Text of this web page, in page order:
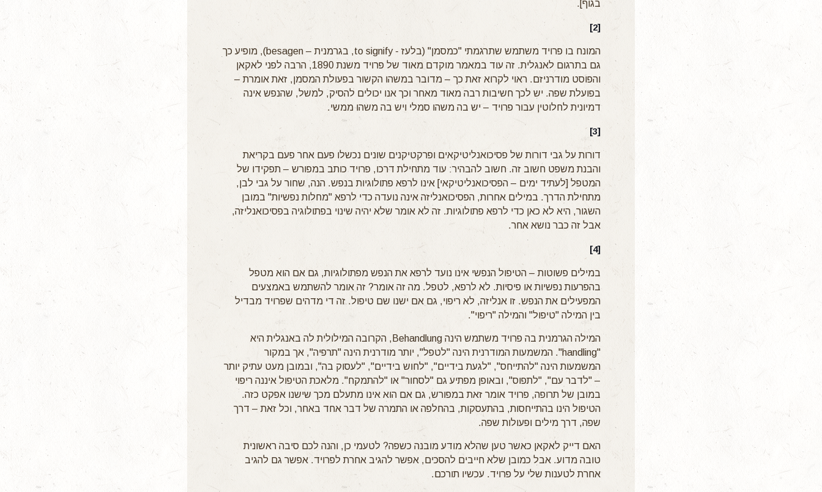
בגוף].
[2]
המונח בו פרויד משתמש שתרגמתי "כמסמן" (בלעז - to signify, בגרמנית – besagen), מופיע כך
גם בתרגום לאנגלית. זה עוד במאמר מוקדם מאוד של פרויד משנת 1890, הרבה לפני לאקאן
והפוסט מודרניזם. ראוי לקרוא זאת כך – מדובר במשהו הקשור בפעולת המסמן, זאת אומרת –
בפועלת שפה. יש לכך חשיבות רבה מאוד מאחר וכך אנו יכולים להסיק, למשל, שהנפש אינה
דמיונית לחלוטין עבור פרויד – יש בה משהו סמלי ויש בה משהו ממשי.
[3]
דורות על גבי דורות של פסיכואנליטיקאים ופרקטיקנים שונים נכשלו פעם אחר פעם בקריאת
והבנת משפט חשוב זה. חשוב להבהיר: עוד מתחילת דרכו, פרויד כותב במפורש – תפקידו של
המטפל [לעתיד ימים – הפסיכואנליטיקאי] אינו לרפא פתולוגיות בנפש. הנה, שחור על גבי לבן,
מתחילת הדרך. במילים אחרות, הפסיכואנליזה אינה נועדה כדי לרפא "מחלות נפשיות" במובן
השגור, היא לא כאן כדי לרפא פתולוגיות. זה לא אומר שלא יהיה שינוי בפתולוגיה בפסיכואנליזה,
אבל זה כבר נושא אחר.
[4]
במילים פשוטות – הטיפול הנפשי אינו נועד לרפא את הנפש מפתולוגיות, גם אם הוא מטפל
בהפרעות נפשיות או פיסיות. לא לרפא, לטפל. מה זה אומר? זה אומר להשתמש באמצעים
המפעילים את הנפש. זו אנליזה, לא ריפוי, גם אם ישנו שם טיפול. זה די מדהים שפרויד מבדיל
בין המילה "טיפול" והמילה "ריפוי".
המילה הגרמנית בה פרויד משתמש הינה Behandlung, הקרובה המילולית לה באנגלית היא
"handling". המשמעות המודרנית הינה "לטפל", יותר מודרנית הינה "תרפיה", אך במקור
המשמעות הינה "להתייחס", "לגעת בידיים", "לחוש בידיים", "לעסוק בה", ובמובן מעט עתיק יותר
– "לדבר עם", "לתפוס", ובאופן מפתיע גם "לסחור" או "להתמקח". מלאכת הטיפול איננה ריפוי
במובן של תרופה, פרויד אומר זאת במפורש, גם אם הוא אינו מתעלם מכך שישנו אפקט כזה.
הטיפול הינו בהתייחסות, בהתעסקות, בהחלפה או התמרה של דבר אחד באחר, וכל זאת – דרך
שפה, דרך מילים ופעולות שפה.
האם דייק לאקאן כאשר טען שהלא מודע מובנה כשפה? לטעמי כן, והנה לכם סיבה ראשונית
טובה מדוע. אבל כמובן שלא חייבים להסכים, אפשר להגיב אחרת לפרויד. אפשר גם להגיב
אחרת לטענות שלי על פרויד. עכשיו תורכם.